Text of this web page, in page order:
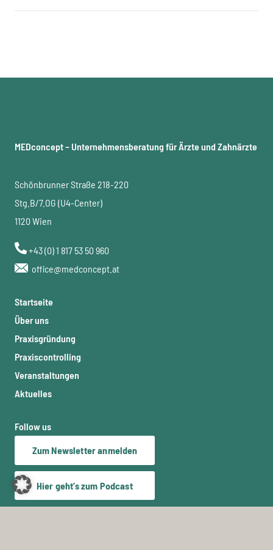
MEDconcept – Unternehmensberatung für Ärzte und Zahnärzte
Schönbrunner Straße 218-220
Stg.B/7.OG (U4-Center)
1120 Wien
+43 (0) 1 817 53 50 960
office@medconcept.at
Startseite
Über uns
Praxisgründung
Praxiscontrolling
Veranstaltungen
Aktuelles
Follow us
Zum Newsletter anmelden
Hier geht’s zum Podcast